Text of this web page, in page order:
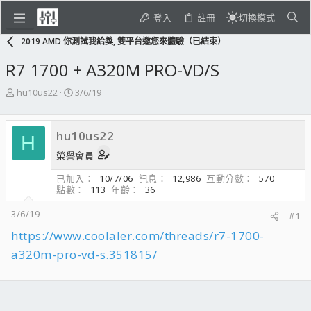
登入 註冊 切換模式
2019 AMD 你測試我給獎, 雙平台邀您來體驗（已結束）
R7 1700 + A320M PRO-VD/S
主
發
起
人
hu10us22
開
日
期
3/6/19
H hu10us22
榮譽會員
已加入
10/7/06 訊息 12,986 互動分數
570
點數
113 年齡
36
3/6/19
#1
https://www.coolaler.com/threads/r7-1700-
a320m-pro-vd-s.351815/